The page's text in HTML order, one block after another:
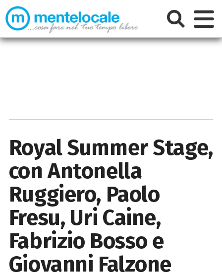
Royal Summer Stage,
con Antonella
Ruggiero, Paolo
Fresu, Uri Caine,
Fabrizio Bosso e
Giovanni Falzone